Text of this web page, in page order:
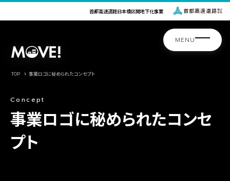
首都高速道路日本橋区間地下化事業
TOP 事業ロゴに秘められたコンセプト
Concept
事業ロゴに秘められたコンセ
プト